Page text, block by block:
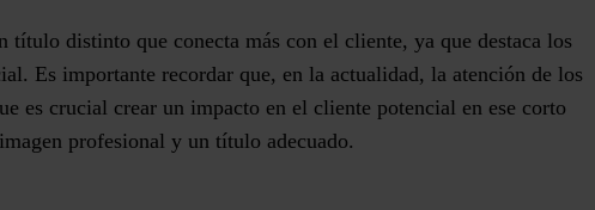
título distinto que conecta más con el cliente, ya que destaca los
Es importante recordar que, en la actualidad, la atención de los
es crucial crear un impacto en el cliente potencial en ese corto
profesional y un título adecuado.